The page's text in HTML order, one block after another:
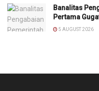
Banalitas
Pertama
5 AUGUST 2026